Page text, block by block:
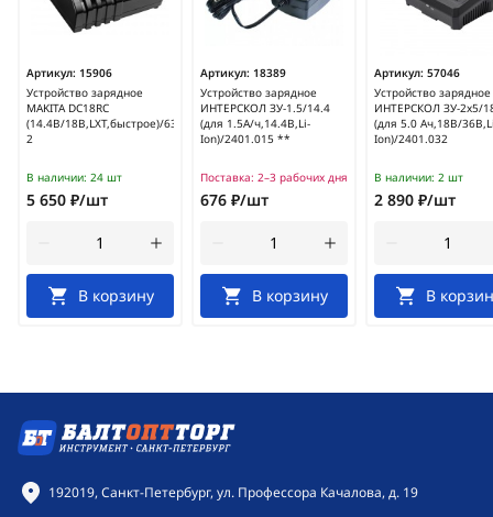
Артикул: 15906
Устройство зарядное
MAKITA DC18RC
(14.4В/18В,LXT,быстрое)/630C82-
2
В наличии: 24 шт
5 650 ₽/шт
В корзину
Артикул: 18389
Устройство зарядное
ИНТЕРСКОЛ ЗУ-1.5/14.4
(для 1.5А/ч,14.4В,Li-
Ion)/2401.015 **
Поставка: 2–3 рабочих дня
676 ₽/шт
В корзину
Артикул: 57046
Устройство зарядное
ИНТЕРСКОЛ ЗУ-2х5/
(для 5.0 Ач,18В/
Ion)/2401.032
В наличии: 2 шт
2 890 ₽/шт
В
Контактная информация
192019, Санкт-Петербург, ул. Профессора Качалова, д. 19